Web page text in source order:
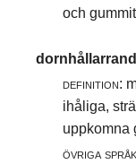
och
definition:
ihåliga,
uppkomna
övriga